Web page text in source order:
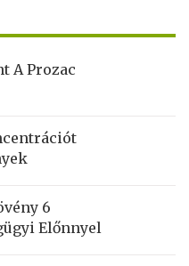
A Prozac
6
Előnnyel